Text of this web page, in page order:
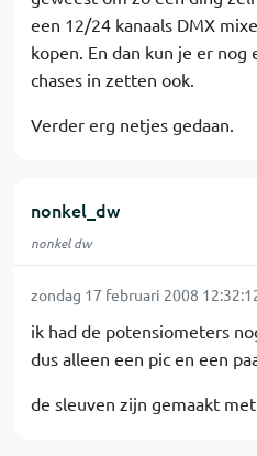
een 12/24 kanaals DMX
kopen. En dan kun je er nog
chases in zetten ook.
Verder erg netjes gedaan.
nonkel_dw
nonkel dw
zondag 17 februari 2008
ik had de potensiometers
dus alleen een pic en een
de sleuven zijn gemaakt